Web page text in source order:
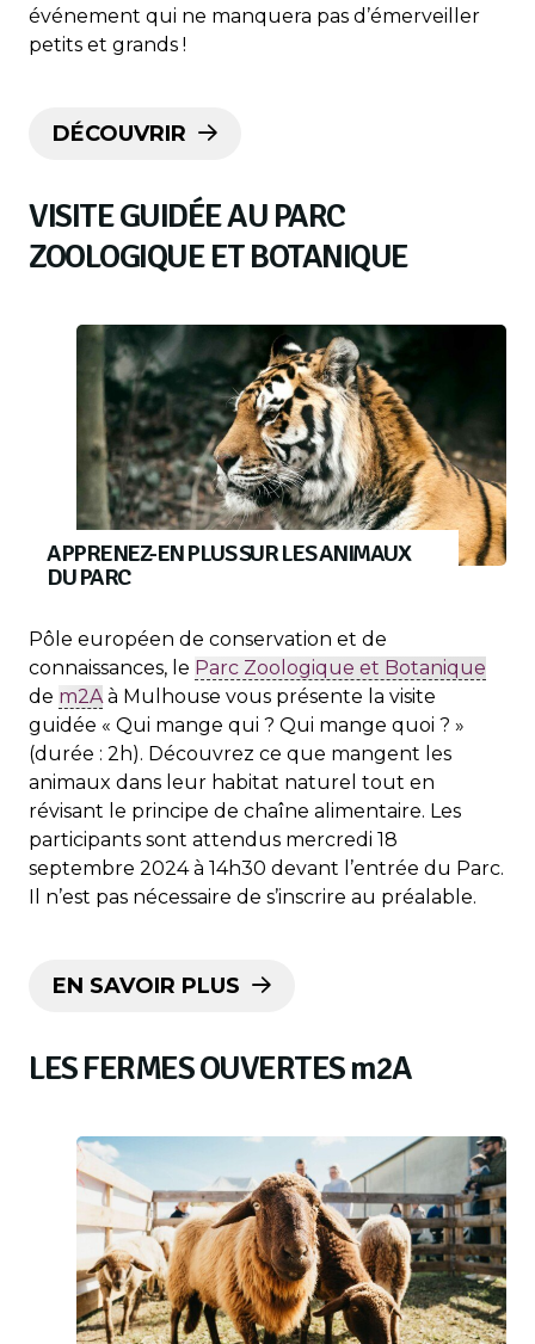
événement qui ne manquera pas d’émerveiller
petits et grands !
DÉCOUVRIR
VISITE GUIDÉE AU PARC
ZOOLOGIQUE ET BOTANIQUE
APPRENEZ-EN PLUS SUR LES ANIMAUX
DU PARC
Pôle européen de conservation et de
connaissances, le Parc Zoologique et Botanique
de m2Aà Mulhouse vous présente la visite
guidée « Qui mange qui ? Qui mange quoi ? »
(durée : 2h). Découvrez ce que mangent les
animaux dans leur habitat naturel tout en
révisant le principe de chaîne alimentaire. Les
participants sont attendus mercredi 18
septembre 2024 à 14h30 devant l’entrée du Parc.
Il n’est pas nécessaire de s’inscrire au préalable.
EN SAVOIR PLUS
LES FERMES OUVERTESm2A